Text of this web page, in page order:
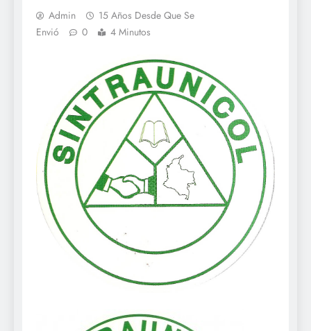
Admin
15 Años Desde Que Se
Envió
0 4 Minutos